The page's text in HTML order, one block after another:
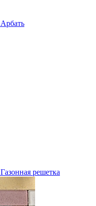
Арбать
Газонная решетка